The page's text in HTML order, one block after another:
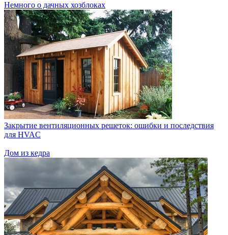
Немного о дачных хозблоках
Закрытие вентиляционных решеток: ошибки и последствия
для HVAC
Дом из кедра